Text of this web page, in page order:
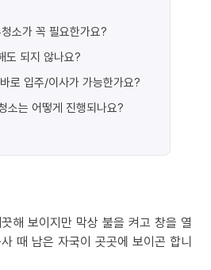
소가 꼭 필요한가요?
도 되지 않나요?
로 입주/이사가 가능한가요?
소는 어떻게 진행되나요?
해 보이지만 막상 불을 켜고 창을 열
때 남은 자국이 곳곳에 보이곤 합니